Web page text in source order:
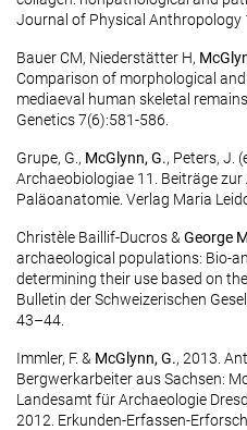
Journal of Physical Anthropology
Bauer CM, Niederstätter H,
Comparison of morphological
mediaeval human skeletal
Genetics 7(6):581-586.
Grupe, G., McGlynn, G., Peters, J.
Archaeobiologiae 11. Beiträge
Paläoanatomie. Verlag Maria
Christèle Baillif-Ducros & George
archaeological populations: Bio-
determining their use based on
Bulletin der Schweizerischen
43–44.
Immler, F. & McGlynn, G., 2013.
Bergwerkarbeiter aus Sachsen:
Landesamt für Archaeologie
2012. Erkunden-Erfassen-